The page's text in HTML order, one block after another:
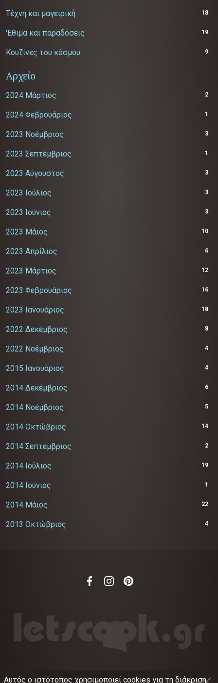
Τέχνη και μαγειρική 18
'Εθιμα και παραδόσεις 19
Κουζίνες του κόσμου 9
Αρχείο
2024 Μάρτιος 2
2024 Φεβρουάριος 1
2023 Νοέμβριος 3
2023 Σεπτέμβριος 1
2023 Αύγουστος 3
2023 Ιούλιος 3
2023 Ιούνιος 3
2023 Μάιος 10
2023 Απρίλιος 6
2023 Μάρτιος 12
2023 Φεβρουάριος 16
2023 Ιανουάριος 18
2022 Δεκέμβριος 8
2022 Νοέμβριος 4
2015 Ιανουάριος 4
2014 Δεκέμβριος 6
2014 Νοέμβριος 5
2014 Οκτώβριος 14
2014 Σεπτέμβριος 2
2014 Ιούλιος 19
2014 Ιούνιος 1
2014 Μάιος 22
2013 Οκτώβριος 4
Αυτός ο ιστότοπος χρησιμοποιεί cookies για τη διάκριση